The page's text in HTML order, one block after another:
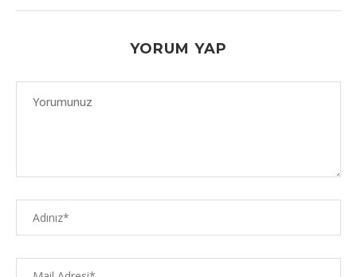
YORUM YAP